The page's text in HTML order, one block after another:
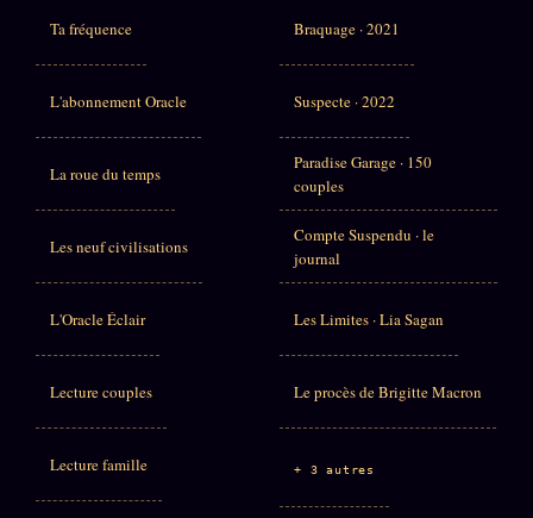
Ta fréquence
L'abonnement Oracle
La roue du temps
Les neuf civilisations
L'Oracle Éclair
Lecture couples
Lecture famille
Braquage · 2021
Suspecte · 2022
Paradise Garage · 150
couples
Compte Suspendu · le
journal
Les Limites · Lia Sagan
Le procès de Brigitte Macron
+ 3 autres